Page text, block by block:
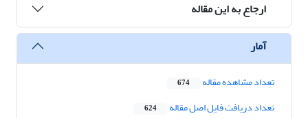
ارجاع به این مقاله
آمار
تعداد مشاهده مقاله 674
تعداد دریافت فایل اصل مقاله 624